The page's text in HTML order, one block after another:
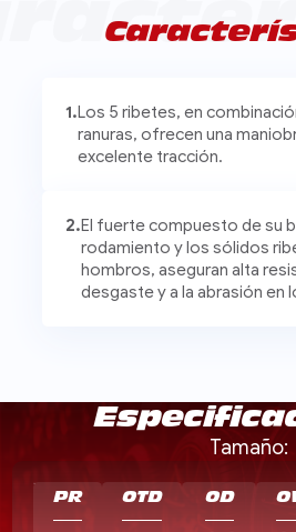
1.Los 5 ribetes, en
ranuras, ofrecen una
excelente tracción.
2.El fuerte compuesto de su
rodamiento y los sólidos
hombros, aseguran alta
desgaste y a la abrasión en
Tamaño:
PR OTD OD